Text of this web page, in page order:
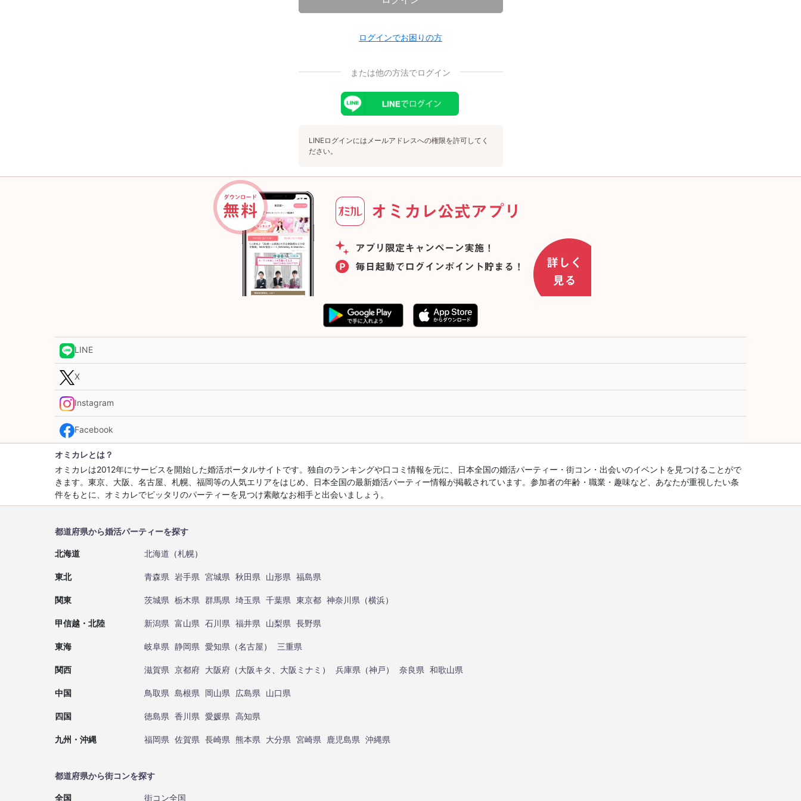
ログインでお困りの方
または他の方法でログイン
LINEログインにはメールアドレスへの権限を許可してく
ださい。
LINE
X
Instagram
Facebook
オミカレとは？
オミカレは2012年にサービスを開始した婚活ポータルサイトです。独自のランキングや口コミ情報を元に、日本全国の婚活パーティー・街コン・出会いのイベントを見つけることがで
きます。東京、大阪、名古屋、札幌、福岡等の人気エリアをはじめ、日本全国の最新婚活パーティー情報が掲載されています。参加者の年齢・職業・趣味など、あなたが重視したい条
件をもとに、オミカレでピッタリのパーティーを見つけ素敵なお相手と出会いましょう。
都道府県から婚活パーティーを探す
北海道 北海道 （札幌）
東北 青森県 岩手県 宮城県 秋田県 山形県 福島県
関東 茨城県 栃木県 群馬県 埼玉県 千葉県 東京都 神奈川県 （横浜）
甲信越・北陸 新潟県 富山県 石川県 福井県 山梨県 長野県
東海 岐阜県 静岡県 愛知県 （名古屋） 三重県
関西 滋賀県 京都府 大阪府 （大阪キタ 大阪ミナミ ） 兵庫県 （神戸） 奈良県 和歌山県
中国 鳥取県 島根県 岡山県 広島県 山口県
四国 徳島県 香川県 愛媛県 高知県
九州・沖縄 福岡県 佐賀県 長崎県 熊本県 大分県 宮崎県 鹿児島県 沖縄県
都道府県から街コンを探す
全国 街コン全国